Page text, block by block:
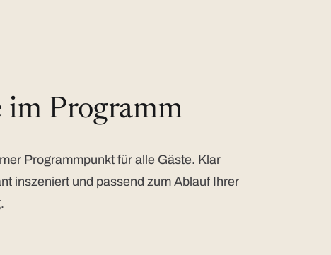
im Programm
Programmpunkt für alle Gäste. Klar
inszeniert und passend zum Ablauf Ihrer